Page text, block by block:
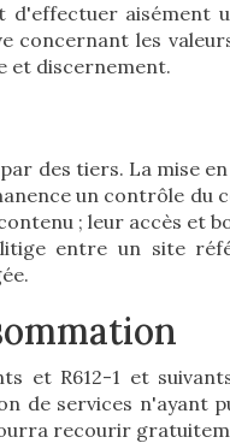
aisément
les
et discernement.
des tiers. La mise
un contrôle
; leur accès et
entre un site
et R612-1 et
services n'ayant
recourir